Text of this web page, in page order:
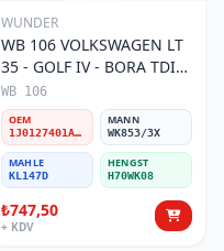
WUNDER
WB 106 VOLKSWAGEN LT
35 - GOLF IV - BORA TDI
1J0 127 401 Yakıt/Mazot
Filtresi
WB 106
OEM
1J0127401A/2D0127399/1J0127399A
MANN
WK853/3X
MAHLE
KL147D
HENGST
H70WK08
₺747,50
+ KDV